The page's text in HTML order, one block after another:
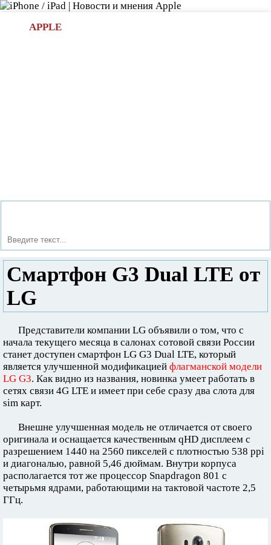
APPLE
Смартфон G3 Dual LTE от
LG
Представители компании LG объявили о том, что с
начала текущего месяца в салонах сотовой связи России
станет доступен смартфон LG G3 Dual LTE, который
является улучшенной модификацией флагманской модели
LG G3. Как видно из названия, новинка умеет работать в
сетях связи 4G LTE и имеет при себе сразу два слота для
sim карт.
Внешне улучшенная модель не отличается от своего
оригинала и оснащается качественным qHD дисплеем с
разрешением 1440 на 2560 пикселей с плотностью 538 ppi
и диагональю, равной 5,46 дюймам. Внутри корпуса
располагается тот же процессор Snapdragon 801 с
четырьмя ядрами, работающими на тактовой частоте 2,5
ГГц.